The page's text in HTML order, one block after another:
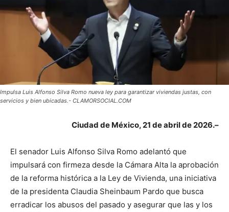
Impulsa Luis Alfonso Silva Romo nueva ley para garantizar viviendas justas, con
servicios y bien ubicadas.- CLAMORSOCIAL.COM
Ciudad de México, 21 de abril de 2026.–
El senador Luis Alfonso Silva Romo adelantó que
impulsará con firmeza desde la Cámara Alta la aprobación
de la reforma histórica a la Ley de Vivienda, una iniciativa
de la presidenta Claudia Sheinbaum Pardo que busca
erradicar los abusos del pasado y asegurar que las y los